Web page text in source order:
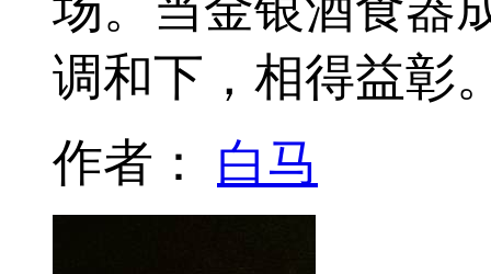
调和下，相得益彰
作者： 白马